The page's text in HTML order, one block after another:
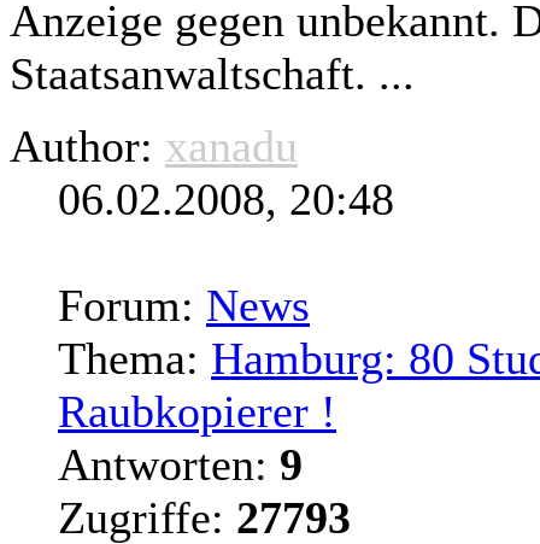
Anzeige gegen unbekannt.
Staatsanwaltschaft. ...
Author: xanadu
06.02.2008, 20:48
Forum: News
Thema: Hamburg: 80
Raubkopierer !
Antworten: 9
Zugriffe: 27793